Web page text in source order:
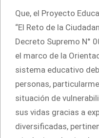
Que, el Proyecto
“El Reto de la
Decreto Supremo N°
el marco de la
sistema educativo
personas,
situación de
sus vidas gracias a
diversificadas,